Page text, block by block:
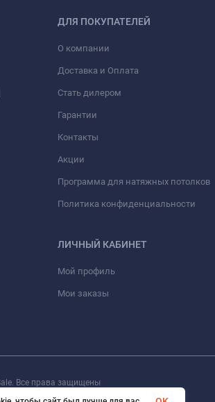
ДЛЯ ПОКУПАТЕЛЕЙ
О компании
Доставка и Оплата
Стать дилером
Гарантии
Контакты
Акции
Программа для натяжных потолков
Политика конфиденциальности
ЛИЧНЫЙ КАБИНЕТ
Мой профиль
Мои заказы
Все права защищены